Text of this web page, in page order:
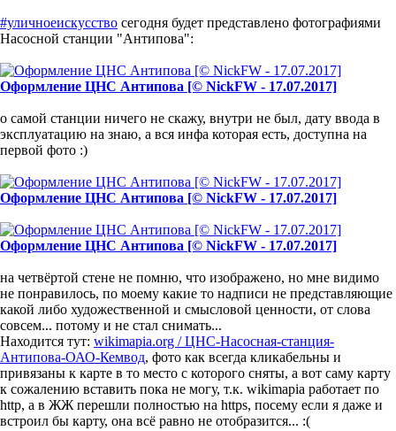
#уличноеискусство сегодня будет представлено фотографиями
Насосной станции "Антипова":
Оформление ЦНС Антипова [© NickFW - 17.07.2017]
о самой станции ничего не скажу, внутри не был, дату ввода в
эксплуатацию на знаю, а вся инфа которая есть, доступна на
первой фото :)
Оформление ЦНС Антипова [© NickFW - 17.07.2017]
Оформление ЦНС Антипова [© NickFW - 17.07.2017]
на четвёртой стене не помню, что изображено, но мне видимо
не понравилось, по моему какие то надписи не представляющие
какой либо художественной и смысловой ценности, от слова
совсем... потому и не стал снимать...
Находится тут: wikimapia.org / ЦНС-Насосная-станция-
Антипова-ОАО-Кемвод, фото как всегда кликабельны и
привязаны к карте в то место с которого сняты, а вот саму карту
к сожалению вставить пока не могу, т.к. wikimapia работает по
http, а в ЖЖ перешли полностью на https, посему если я даже и
встроил бы карту, она всё равно не отобразится... :(